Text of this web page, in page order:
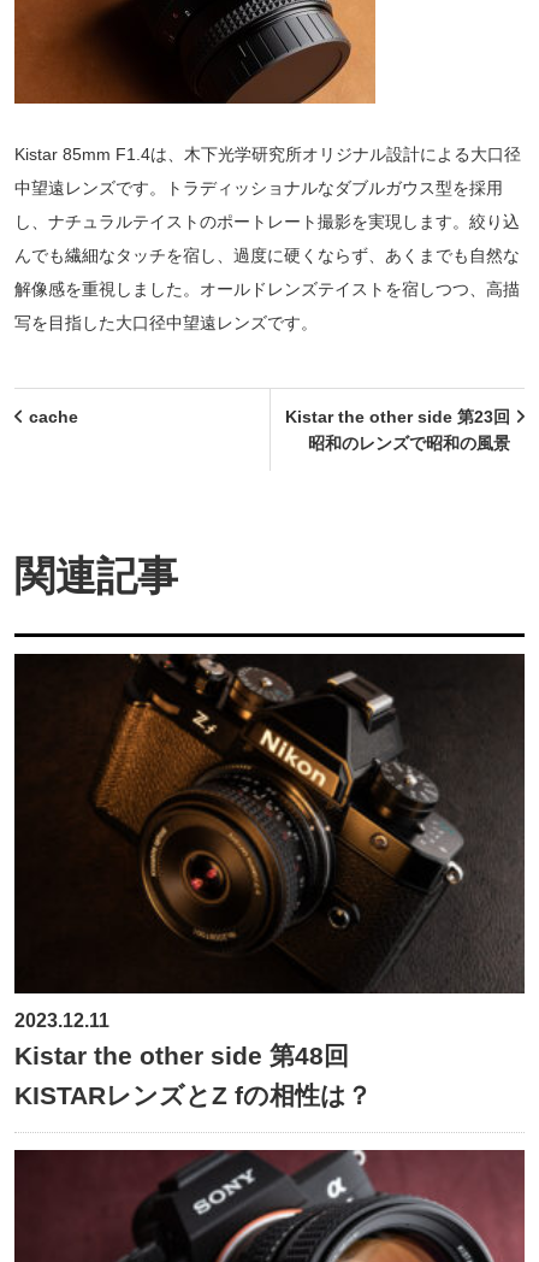
Kistar 85mm F1.4は、木下光学研究所オリジナル設計による大口径
中望遠レンズです。トラディッショナルなダブルガウス型を採用
し、ナチュラルテイストのポートレート撮影を実現します。絞り込
んでも繊細なタッチを宿し、過度に硬くならず、あくまでも自然な
解像感を重視しました。オールドレンズテイストを宿しつつ、高描
写を目指した大口径中望遠レンズです。
投
ゲ
ー
シ
Kistar the other side 第23回
昭和のレンズで昭和の風景
cache
関連記事
2023.12.11
Kistar the other side 第48回
KISTARレンズとZ fの相性は？